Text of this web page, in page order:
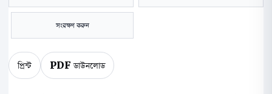
সংরক্ষণ করুন
প্রিন্ট PDF ডাউনলোড